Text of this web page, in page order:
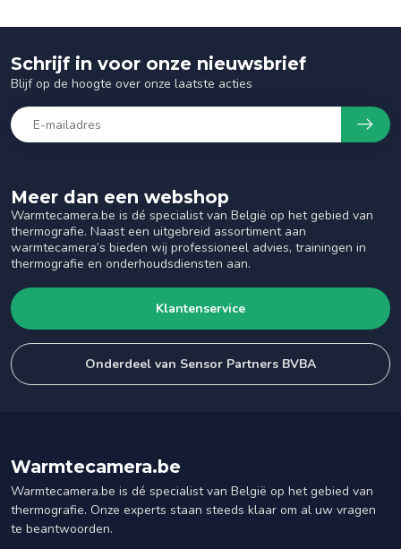
Meer dan een webshop
Warmtecamera.be is dé specialist van België op het gebied van
thermografie. Naast een uitgebreid assortiment aan
warmtecamera’s bieden wij professioneel advies, trainingen in
thermografie en onderhoudsdiensten aan.
Klantenservice
Onderdeel van Sensor Partners BVBA
Schrijf in voor onze nieuwsbrief
Blijf op de hoogte over onze laatste acties
Warmtecamera.be
Warmtecamera.be is dé specialist van België op het gebied van
thermografie. Onze experts staan steeds klaar om al uw vragen
te beantwoorden.